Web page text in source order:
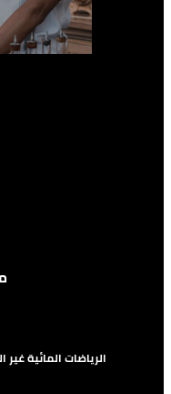
الرياضات المائية